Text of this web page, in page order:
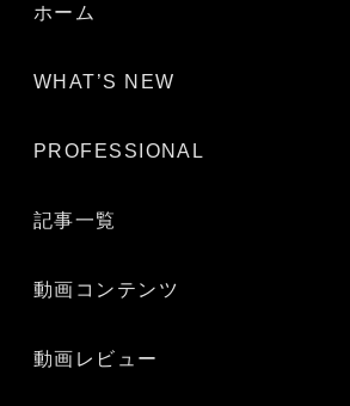
ホーム
WHAT’S NEW
PROFESSIONAL
記事一覧
動画コンテンツ
動画レビュー